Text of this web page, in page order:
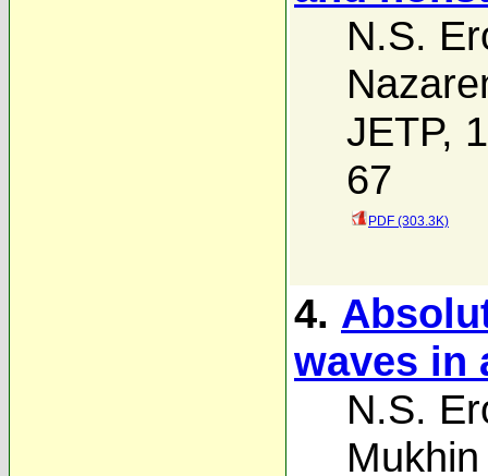
N.S.
JETP,
67
PDF (303.3K)
4.
waves in
N.S.
Mukhin